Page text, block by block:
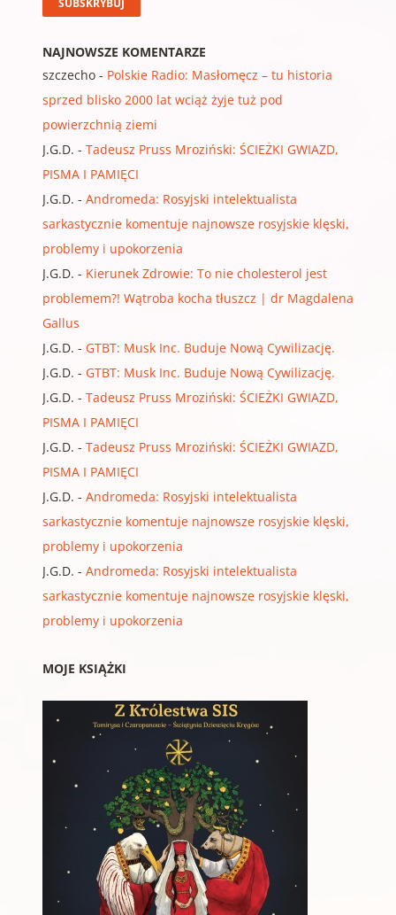
NAJNOWSZE KOMENTARZE
szczecho- Polskie Radio: Masłomęcz – tu historia
sprzed blisko 2000 lat wciąż żyje tuż pod
powierzchnią ziemi
J.G.D. - Tadeusz Pruss Mroziński: ŚCIEŻKI GWIAZD,
PISMA I PAMIĘCI
J.G.D. - Andromeda: Rosyjski intelektualista
sarkastycznie komentuje najnowsze rosyjskie klęski,
problemy i upokorzenia
J.G.D. - Kierunek Zdrowie: To nie cholesterol jest
problemem?! Wątroba kocha tłuszcz | dr Magdalena
Gallus
J.G.D. - GTBT: Musk Inc. Buduje Nową Cywilizację.
J.G.D. - GTBT: Musk Inc. Buduje Nową Cywilizację.
J.G.D. - Tadeusz Pruss Mroziński: ŚCIEŻKI GWIAZD,
PISMA I PAMIĘCI
J.G.D. - Tadeusz Pruss Mroziński: ŚCIEŻKI GWIAZD,
PISMA I PAMIĘCI
J.G.D. - Andromeda: Rosyjski intelektualista
sarkastycznie komentuje najnowsze rosyjskie klęski,
problemy i upokorzenia
J.G.D. - Andromeda: Rosyjski intelektualista
sarkastycznie komentuje najnowsze rosyjskie klęski,
problemy i upokorzenia
MOJE KSIĄŻKI